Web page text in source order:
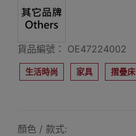
貨品編號： OE47224002
生活時尚 家具 摺疊床
顏色 / 款式: